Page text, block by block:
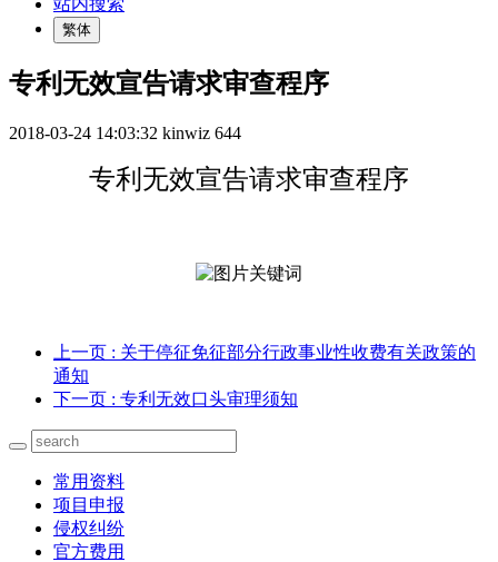
站内搜索
繁体
专利无效宣告请求审查程序
2018-03-24 14:03:32 kinwiz 644
专利无效宣告请求审查程序
上一页 : 关于停征免征部分行政事业性收费有关政策的
通知
下一页 : 专利无效口头审理须知
常用资料
项目申报
侵权纠纷
官方费用